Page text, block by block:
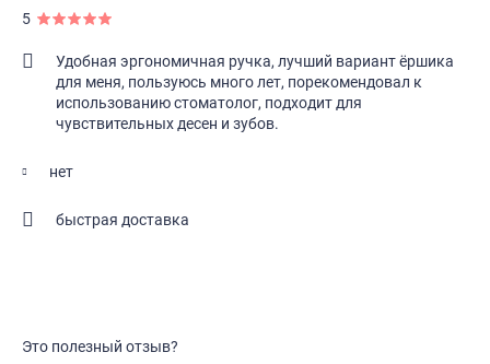
5
Удобная эргономичная ручка, лучший вариант ёршика
для меня, пользуюсь много лет, порекомендовал к
использованию стоматолог, подходит для
чувствительных десен и зубов.
нет
быстрая доставка
Это полезный отзыв?